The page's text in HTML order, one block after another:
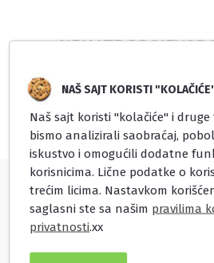
NEMATE
U
Korisnički
NAŠ SAJT KORISTI
Naš sajt koristi "kolačiće" i
bismo analizirali saobraćaj,
iskustvo i omogućili dodatne
korisnicima. Lične podatke o
trećim licima. Nastavkom
saglasni ste sa našim pravilima
privatnosti.xx